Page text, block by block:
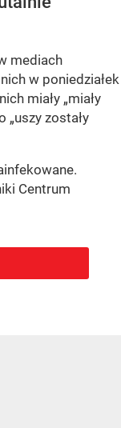
mediach
w poniedziałek
miały „miały
„uszy zostały
Centrum